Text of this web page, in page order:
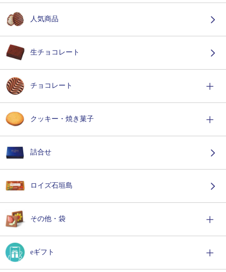
人気商品
生チョコレート
チョコレート
クッキー・焼き菓子
詰合せ
ロイズ石垣島
その他・袋
eギフト